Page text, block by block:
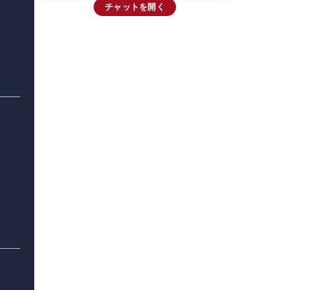
チャットを開く